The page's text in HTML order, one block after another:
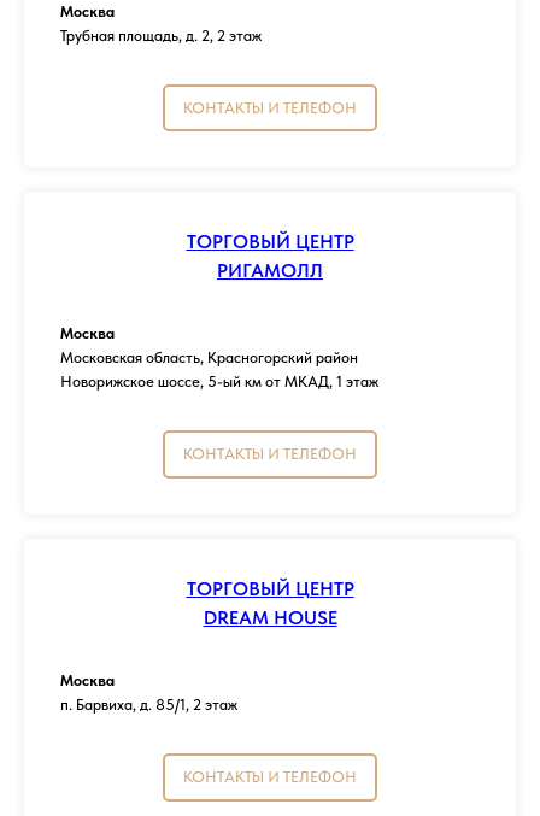
Москва
Трубная площадь, д. 2, 2 этаж
КОНТАКТЫ И ТЕЛЕФОН
ТОРГОВЫЙ ЦЕНТР
РИГАМОЛЛ
Москва
Московская область, Красногорский район
Новорижское шоссе, 5-ый км от МКАД, 1 этаж
КОНТАКТЫ И ТЕЛЕФОН
ТОРГОВЫЙ ЦЕНТР
DREAM HOUSE
Москва
п. Барвиха, д. 85/1, 2 этаж
КОНТАКТЫ И ТЕЛЕФОН